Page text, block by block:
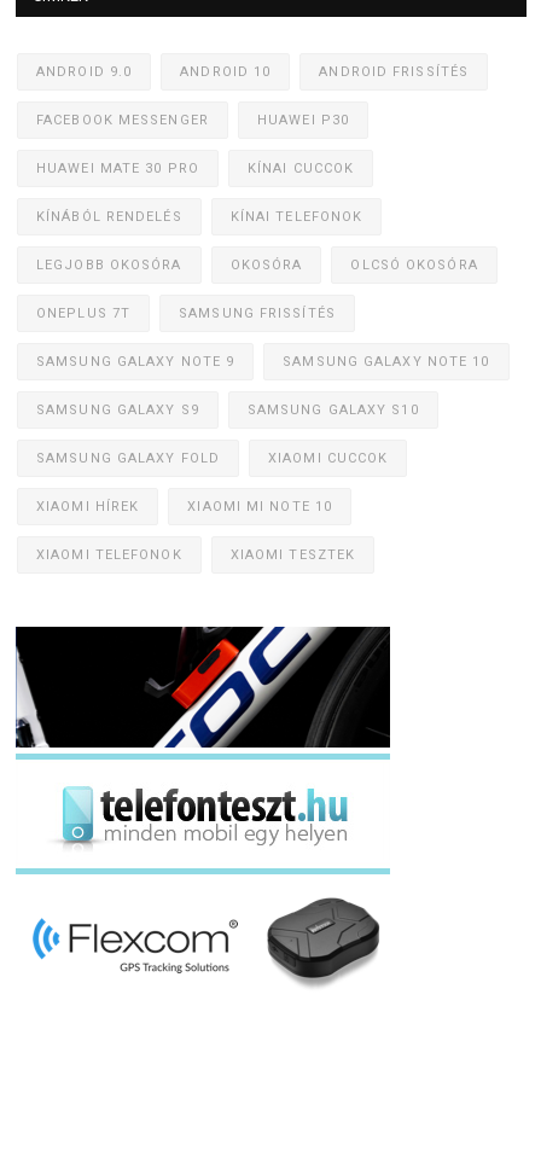
ANDROID 9.0 ANDROID 10 ANDROID FRISSÍTÉS
FACEBOOK MESSENGER HUAWEI P30
HUAWEI MATE 30 PRO KÍNAI CUCCOK
KÍNÁBÓL RENDELÉS KÍNAI TELEFONOK
LEGJOBB OKOSÓRA OKOSÓRA OLCSÓ OKOSÓRA
ONEPLUS 7T SAMSUNG FRISSÍTÉS
SAMSUNG GALAXY NOTE 9 SAMSUNG GALAXY NOTE 10
SAMSUNG GALAXY S9 SAMSUNG GALAXY S10
SAMSUNG GALAXY FOLD XIAOMI CUCCOK
XIAOMI HÍREK XIAOMI MI NOTE 10
XIAOMI TELEFONOK XIAOMI TESZTEK